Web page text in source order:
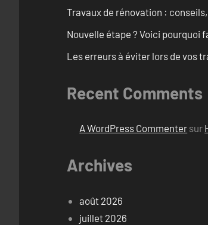
Travaux de rénovation :
Nouvelle étape ? Voici pourquoi
Les erreurs à éviter lors de vos
Recent Comments
A WordPress Commenter sur
Archives
août 2026
juillet 2026